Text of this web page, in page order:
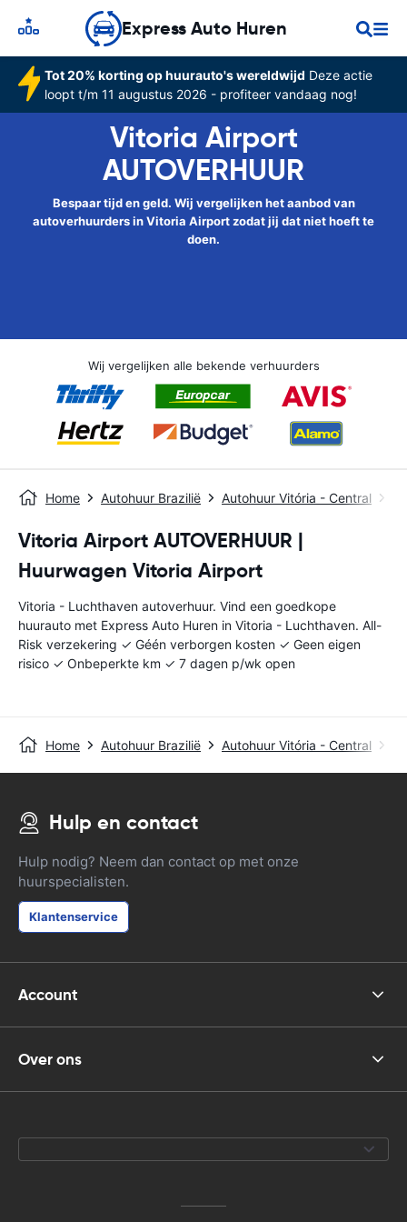
Express Auto Huren
Tot 20% korting op huurauto's wereldwijd Deze actie
loopt t/m 11 augustus 2026 - profiteer vandaag nog!
Vitoria Airport
AUTOVERHUUR
Bespaar tijd en geld. Wij vergelijken het aanbod van
autoverhuurders in Vitoria Airport zodat jij dat niet hoeft te
doen.
Wij vergelijken alle bekende verhuurders
Home Autohuur Brazilië Autohuur Vitória - Central
Vitoria Airport AUTOVERHUUR |
Huurwagen Vitoria Airport
Vitoria - Luchthaven autoverhuur. Vind een goedkope
huurauto met Express Auto Huren in Vitoria - Luchthaven. All-
Risk verzekering ✓ Géén verborgen kosten ✓ Geen eigen
risico ✓ Onbeperkte km ✓ 7 dagen p/wk open
Home Autohuur Brazilië Autohuur Vitória - Central
Hulp en contact
Hulp nodig? Neem dan contact op met onze
huurspecialisten.
Klantenservice
Account
Over ons